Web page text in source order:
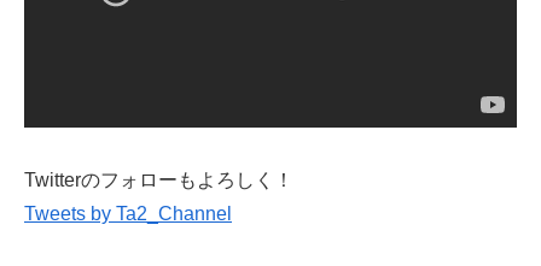
Twitterのフォローもよろしく！
Tweets by Ta2_Channel